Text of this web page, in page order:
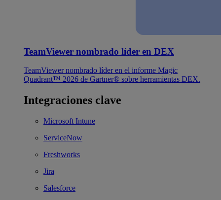
TeamViewer nombrado líder en DEX
TeamViewer nombrado líder en el informe Magic
Quadrant™ 2026 de Gartner® sobre herramientas DEX.
Integraciones clave
Microsoft Intune
ServiceNow
Freshworks
Jira
Salesforce